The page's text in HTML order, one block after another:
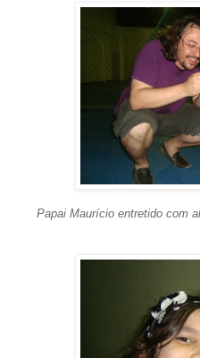
Papai Maurício entretido com